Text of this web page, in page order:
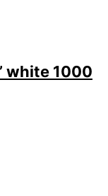
white 1000